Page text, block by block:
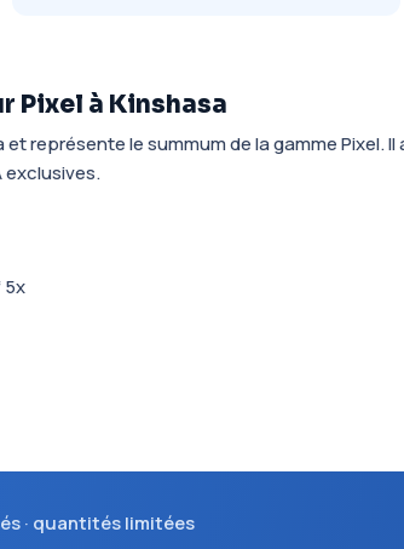
Pixel à Kinshasa
et représente le summum de la gamme
exclusives.
5x
· quantités limitées